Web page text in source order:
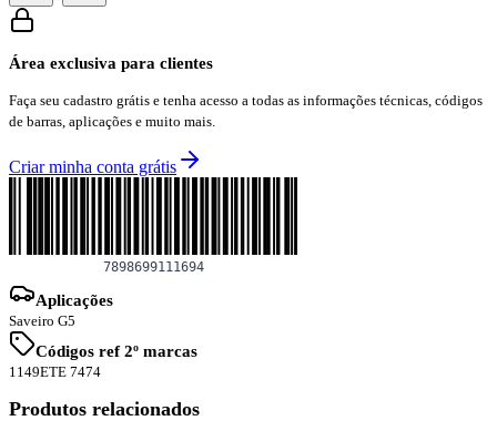
Área exclusiva para clientes
Faça seu cadastro grátis e tenha acesso a todas as informações técnicas, códigos
de barras, aplicações e muito mais.
Criar minha conta grátis
Aplicações
Saveiro G5
Códigos ref 2º marcas
1149ETE 7474
Produtos relacionados